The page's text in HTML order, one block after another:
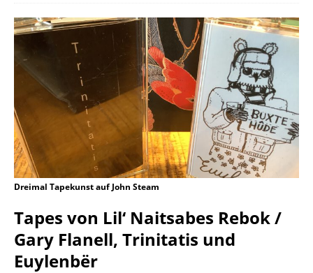
Dreimal Tapekunst auf John Steam
Tapes von Lil‘ Naitsabes Rebok /
Gary Flanell, Trinitatis und
Euylenb​ë​r